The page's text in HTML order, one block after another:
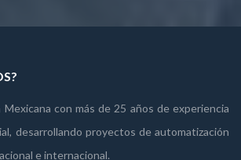
Mexicana con más de 25 años de experiencia
desarrollando proyectos de automatización
e internacional.